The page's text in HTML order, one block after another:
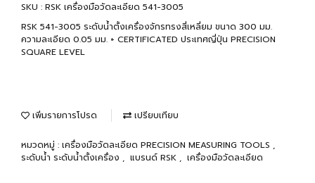
SKU : RSK เครื่องมือวัดละเอียด 541-3005
RSK 541-3005 ระดับน้ำตั้งเครื่องจักรทรงสี่เหลี่ยม ขนาด 300 มม.
ความละเอียด 0.05 มม. + CERTIFICATED ประเทศญี่ปุ่น PRECISION
SQUARE LEVEL
เพิ่มรายการโปรด เปรียบเทียบ
หมวดหมู่ : เครื่องมือวัดละเอียด PRECISION MEASURING TOOLS ,
ระดับน้ำ ระดับน้ำตั้งเครื่อง , แบรนด์ RSK , เครื่องมือวัดละเอียด